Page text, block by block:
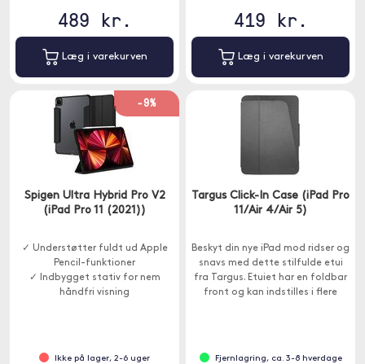
489 kr.
Læg i varekurven
419 kr.
Læg i varekurven
-9%
Spigen Ultra Hybrid Pro V2
(iPad Pro 11 (2021))
✓ Understøtter fuldt ud Apple
Pencil-funktioner
✓ Indbygget stativ for nem
håndfri visning
Ikke på lager, 2-6 uger
Targus Click-In Case (iPad Pro
11/Air 4/Air 5)
Beskyt din nye iPad mod ridser og
snavs med dette stilfulde etui
fra Targus. Etuiet har en foldbar
front og kan indstilles i flere
Fjernlagring, ca. 3-8 hverdage